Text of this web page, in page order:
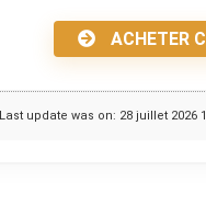
ACHETER
Last update was on: 28 juillet 2026